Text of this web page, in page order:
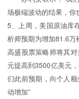
场极端波动的结果，
5、上周，美国原油库
析师预期为增加81.6万
高盛股票策略师将其
元提高到3500亿美元
们此前预期，向个人
动增加”